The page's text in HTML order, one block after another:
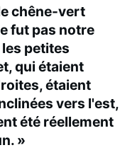
chêne-vert
fut pas notre
petites
qui étaient
étaient
vers l'est,
été réellement
»